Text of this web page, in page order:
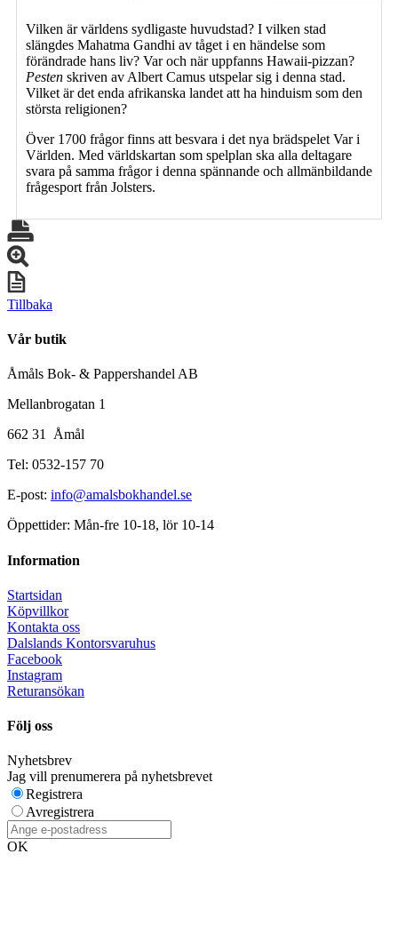
Vilken är världens sydligaste huvudstad? I vilken stad
slängdes Mahatma Gandhi av tåget i en händelse som
förändrade hans liv? Var och när uppfanns Hawaii-pizzan?
Pesten skriven av Albert Camus utspelar sig i denna stad.
Vilket är det enda afrikanska landet att ha hinduism som den
största religionen?
Över 1700 frågor finns att besvara i det nya brädspelet Var i
Världen. Med världskartan som spelplan ska alla deltagare
svara på samma frågor i denna spännande och allmänbildande
frågesport från Jolsters.
Tillbaka
Vår butik
Åmåls Bok- & Pappershandel AB
Mellanbrogatan 1
662 31 Åmål
Tel: 0532-157 70
E-post: info@amalsbokhandel.se
Öppettider: Mån-fre 10-18, lör 10-14
Information
Startsidan
Köpvillkor
Kontakta oss
Dalslands Kontorsvaruhus
Facebook
Instagram
Returansökan
Följ oss
Nyhetsbrev
Jag vill prenumerera på nyhetsbrevet
Registrera
Avregistrera
OK